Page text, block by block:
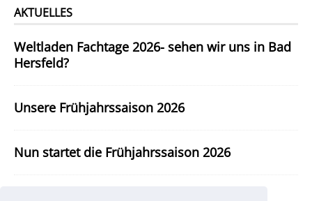
AKTUELLES
Weltladen Fachtage 2026- sehen wir uns in Bad
Hersfeld?
Unsere Frühjahrssaison 2026
Nun startet die Frühjahrssaison 2026